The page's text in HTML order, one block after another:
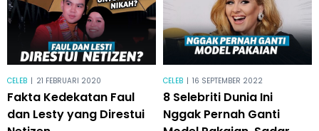
CELEB | 21 FEBRUARI 2020
Fakta Kedekatan Faul
dan Lesty yang Direstui
CELEB | 16 SEPTEMBER 2022
8 Selebriti Dunia Ini
Nggak Pernah Ganti